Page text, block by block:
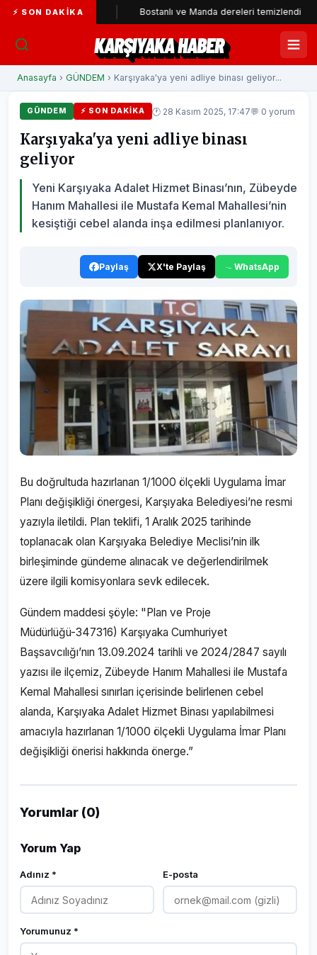
⚡ SON DAKIKA
katıldı Bostanlı ve Manda dereleri temizlendi
KARŞIYAKA HABER
Anasayfa › GÜNDEM › Karşıyaka'ya yeni adliye binası geliyor...
GÜNDEM ⚡ SON DAKIKA 🕐 28 Kasım 2025, 17:47💬 0 yorum
Karşıyaka'ya yeni adliye binası
geliyor
Yeni Karşıyaka Adalet Hizmet Binası’nın, Zübeyde
Hanım Mahallesi ile Mustafa Kemal Mahallesi’nin
kesiştiği cebel alanda inşa edilmesi planlanıyor.
Paylaş X'te Paylaş WhatsApp
Bu doğrultuda hazırlanan 1/1000 ölçekli Uygulama İmar
Planı değişikliği önergesi, Karşıyaka Belediyesi’ne resmi
yazıyla iletildi. Plan teklifi, 1 Aralık 2025 tarihinde
toplanacak olan Karşıyaka Belediye Meclisi’nin ilk
birleşiminde gündeme alınacak ve değerlendirilmek
üzere ilgili komisyonlara sevk edilecek.
Gündem maddesi şöyle: "Plan ve Proje
Müdürlüğü-347316) Karşıyaka Cumhuriyet
Başsavcılığı’nın 13.09.2024 tarihli ve 2024/2847 sayılı
yazısı ile ilçemiz, Zübeyde Hanım Mahallesi ile Mustafa
Kemal Mahallesi sınırları içerisinde belirlenen cebel
alanda, Karşıyaka Adalet Hizmet Binası yapılabilmesi
amacıyla hazırlanan 1/1000 ölçekli Uygulama İmar Planı
değişikliği önerisi hakkında önerge.”
Yorumlar (0)
Yorum Yap
Adınız * E-posta
Yorumunuz *